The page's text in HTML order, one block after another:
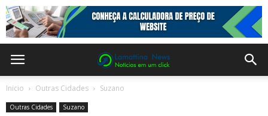
Inicio Outras Cidades Suzano
Outras Cidades Suzano